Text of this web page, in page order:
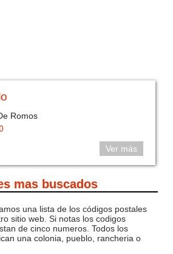
Romos
Ver más
mas buscados
una lista de los códigos postales
sitio web. Si notas los codigos
de cinco numeros. Todos los
una colonia, pueblo, rancheria o